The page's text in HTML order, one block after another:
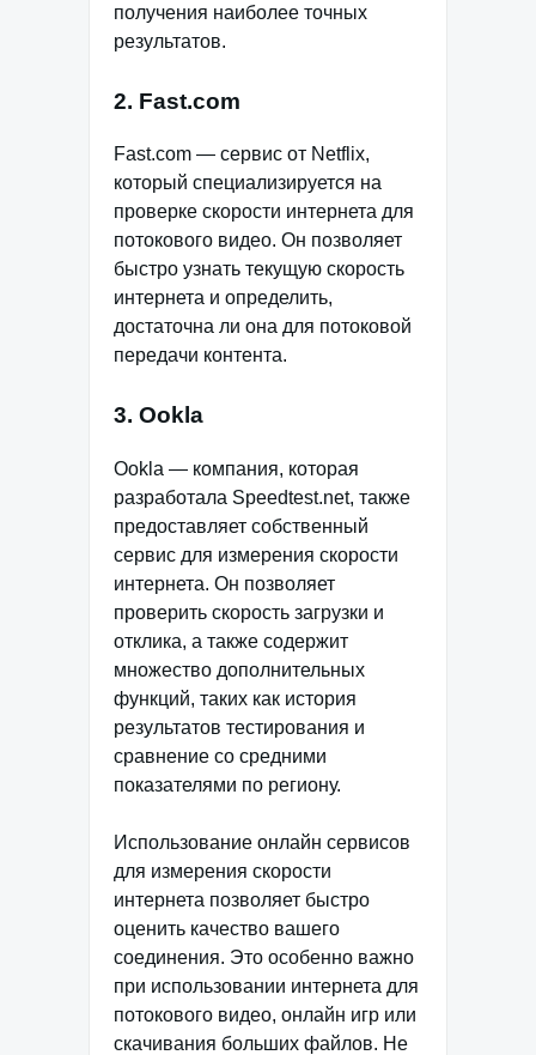
получения наиболее точных
результатов.
2. Fast.com
Fast.com — сервис от Netflix,
который специализируется на
проверке скорости интернета для
потокового видео. Он позволяет
быстро узнать текущую скорость
интернета и определить,
достаточна ли она для потоковой
передачи контента.
3. Ookla
Ookla — компания, которая
разработала Speedtest.net, также
предоставляет собственный
сервис для измерения скорости
интернета. Он позволяет
проверить скорость загрузки и
отклика, а также содержит
множество дополнительных
функций, таких как история
результатов тестирования и
сравнение со средними
показателями по региону.
Использование онлайн сервисов
для измерения скорости
интернета позволяет быстро
оценить качество вашего
соединения. Это особенно важно
при использовании интернета для
потокового видео, онлайн игр или
скачивания больших файлов. Не